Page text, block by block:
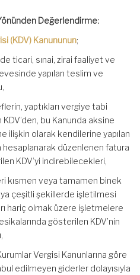
Değerlendirme:
(KDV) Kanununun;
ticari, sınai, zirai faaliyet ve
yapılan teslim ve
yaptıkları vergiye tabi
bu Kanunda aksine
ilişkin olarak kendilerine yapılan
hesaplanarak düzenlenen fatura
KDV’yi indirebilecekleri,
kısmen veya tamamen binek
çeşitli şekillerde işletilmesi
hariç olmak üzere işletmelere
gösterilen KDV’nin
Vergisi Kanunlarına göre
edilmeyen giderler dolayısıyla